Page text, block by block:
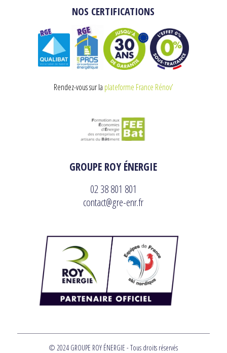
GROUPE ROY ÉNERGIE
02 38 801 801
contact@gre-enr.fr
NOS CERTIFICATIONS
Rendez-vous sur la plateforme France Rénov’
© 2024 GROUPE ROY ÉNERGIE - Tous droits réservés